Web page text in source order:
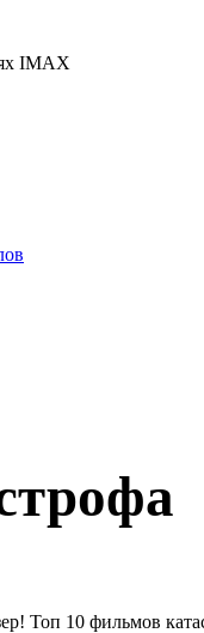
IMAX
Топ 10 фильмов